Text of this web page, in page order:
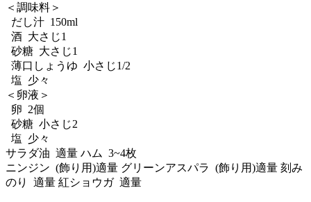
＜調味料＞
だし汁 150ml
酒 大さじ1
砂糖 大さじ1
薄口しょうゆ 小さじ1/2
塩 少々
＜卵液＞
卵 2個
砂糖 小さじ2
塩 少々
サラダ油 適量 ハム 3~4枚
ニンジン (飾り用)適量 グリーンアスパラ (飾り用)適量 刻み
のり 適量 紅ショウガ 適量